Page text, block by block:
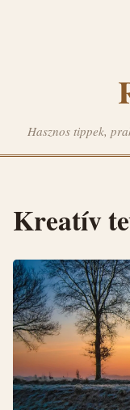
Hasznos tippek,
Kreatív